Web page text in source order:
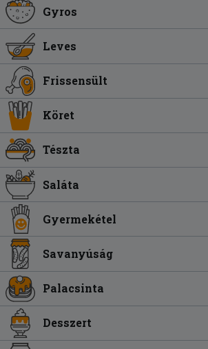
Gyros
Leves
Frissensült
Köret
Tészta
Saláta
Gyermekétel
Savanyúság
Palacsinta
Desszert